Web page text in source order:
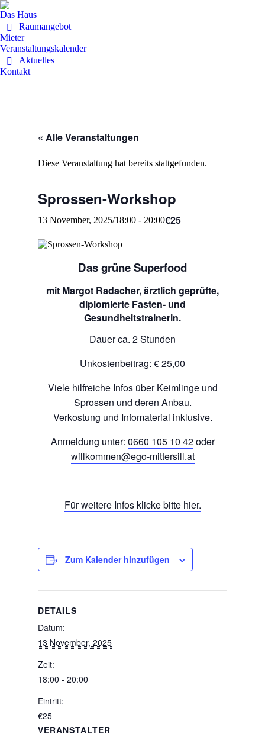
Das Haus
Raumangebot
Mieter
Veranstaltungskalender
Aktuelles
Kontakt
« Alle Veranstaltungen
Diese Veranstaltung hat bereits stattgefunden.
Sprossen-Workshop
13 November, 2025/18:00 - 20:00€25
Das grüne Superfood
mit Margot Radacher,ärztlich geprüfte,
diplomierte Fasten- und
Gesundheitstrainerin.
Dauer ca. 2 Stunden
Unkostenbeitrag: € 25,00
Viele hilfreiche Infos über Keimlinge und
Sprossen und deren Anbau.
Verkostung und Infomaterial inklusive.
Anmeldung unter: 0660 105 10 42oder
willkommen@ego-mittersill.at
Für weitere Infos klicke bitte hier.
Zum Kalender hinzufügen
DETAILS
Datum:
13 November, 2025
Zeit:
18:00 - 20:00
Eintritt:
€25
VERANSTALTER